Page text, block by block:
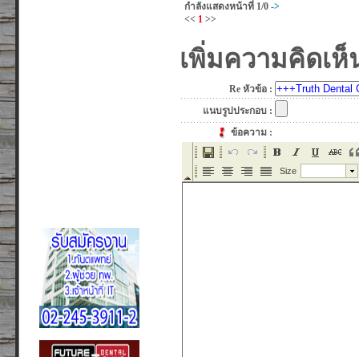
กำลังแสดงหน้าที่ 1/0 ->
<< 1 >>
เพิ่มความคิดเห็
Re หัวข้อ :
แนบรูปประกอบ :
ข้อความ :